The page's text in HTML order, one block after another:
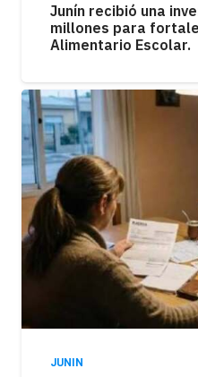
Junín recibió una
millones para
Alimentario Escolar.
JUNIN